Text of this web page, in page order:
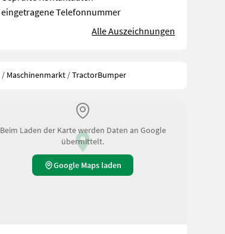
eingetragene Telefonnummer
Alle Auszeichnungen
/ Maschinenmarkt /TractorBumper
Beim Laden der Karte werden Daten an Google
übermittelt.
Google Maps laden